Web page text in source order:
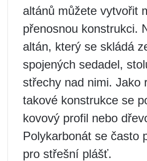
altánů můžete vytvořit
přenosnou konstrukci.
altán, který se skládá
spojených sedadel,
střechy nad nimi. Jako
takové konstrukce se
kovový profil nebo
Polykarbonát se často
pro střešní plášť.